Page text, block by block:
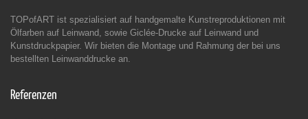
TOPofART ist spezialisiert auf handgemalte Kunstreproduktionen mit
Ölfarben auf Leinwand, sowie Giclée-Drucke auf Leinwand und
Kunstdruckpapier. Wir bieten die Montage und Rahmung der bei uns
bestellten Leinwanddrucke an.
Referenzen